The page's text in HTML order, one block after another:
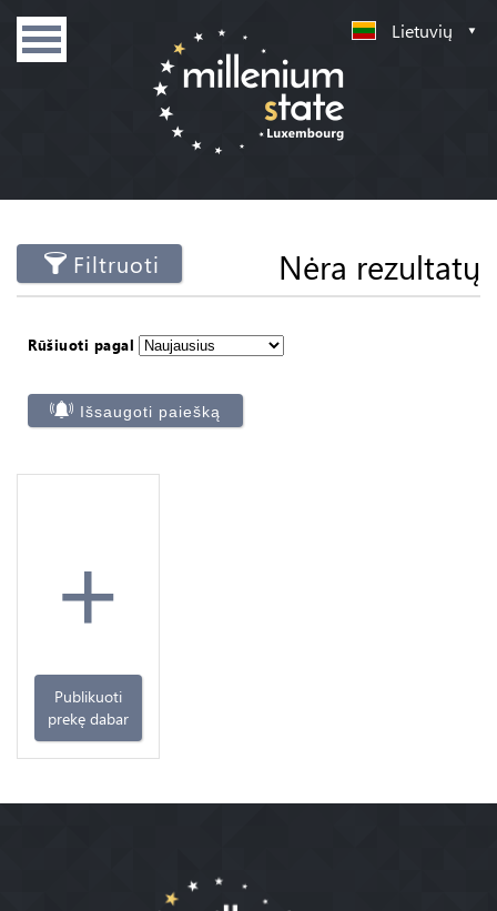
Lietuvių
Filtruoti Nėra rezultatų
Rūšiuoti pagal
Išsaugoti paiešką
+
Publikuoti
prekę dabar